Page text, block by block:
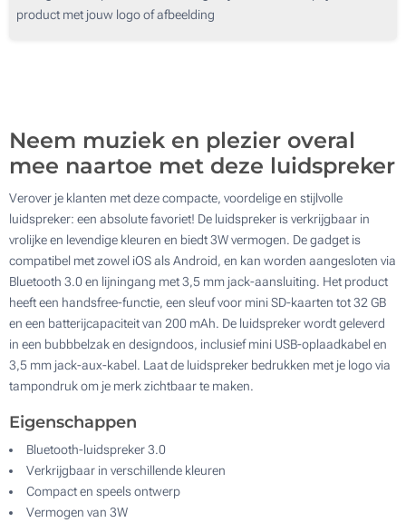
Zonder opdruk
200
product met jouw logo of afbeelding
Neem muziek en plezier overal
mee naartoe met deze luidspreker
Verover je klanten met deze compacte, voordelige en stijlvolle
luidspreker: een absolute favoriet! De luidspreker is verkrijgbaar in
vrolijke en levendige kleuren en biedt 3W vermogen. De gadget is
compatibel met zowel iOS als Android, en kan worden aangesloten via
Bluetooth 3.0 en lijningang met 3,5 mm jack-aansluiting. Het product
heeft een handsfree-functie, een sleuf voor mini SD-kaarten tot 32 GB
en een batterijcapaciteit van 200 mAh. De luidspreker wordt geleverd
in een bubbbelzak en designdoos, inclusief mini USB-oplaadkabel en
3,5 mm jack-aux-kabel. Laat de luidspreker bedrukken met je logo via
tampondruk om je merk zichtbaar te maken.
Eigenschappen
Bluetooth-luidspreker 3.0
Verkrijgbaar in verschillende kleuren
Compact en speels ontwerp
Vermogen van 3W